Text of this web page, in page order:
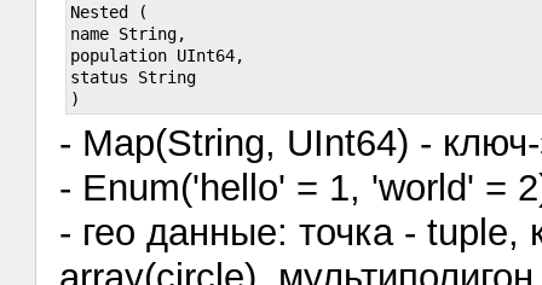
Nested (
name String,
population UInt64,
status String
- Map(String, UInt64) -
- Enum('hello' = 1, 'world' =
- гео данные: точка - tuple,